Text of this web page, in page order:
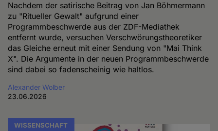
Nachdem der satirische Beitrag von Jan Böhmermann
zu "Ritueller Gewalt" aufgrund einer
Programmbeschwerde aus der ZDF-Mediathek
entfernt wurde, versuchen Verschwörungstheoretiker
das Gleiche erneut mit einer Sendung von "Mai Think
X". Die Argumente in der neuen Programmbeschwerde
sind dabei so fadenscheinig wie haltlos.
Alexander Wolber
23.06.2026
WISSENSCHAFT